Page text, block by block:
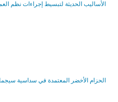
الأساليب الحديثة لتبسيط إجراءات نظم
الحزام الأخضر المعتمدة في سداسية سيجما